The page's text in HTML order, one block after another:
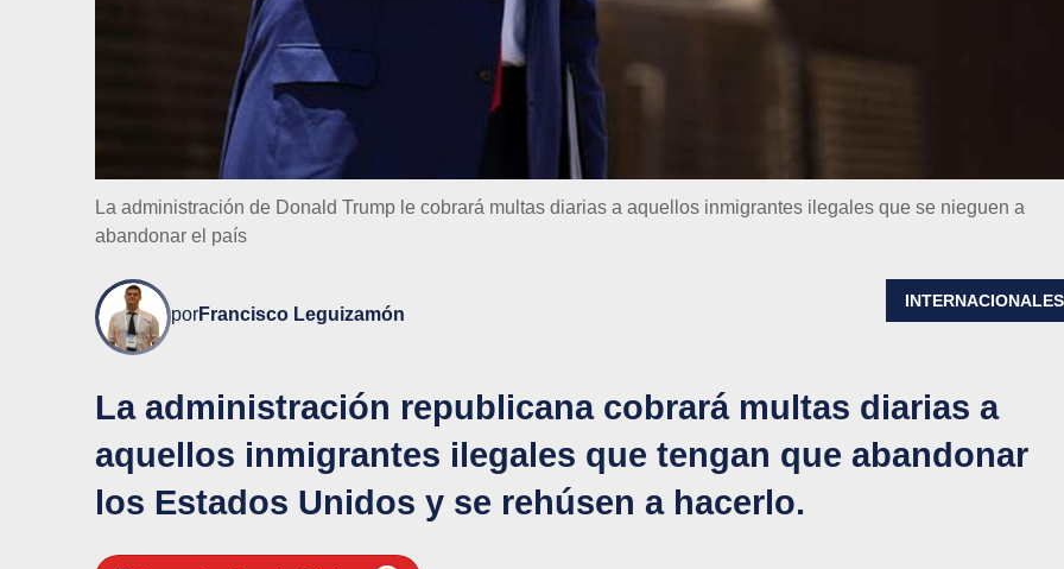
La administración de Donald Trump le cobrará multas diarias a aquellos inmigrantes ilegales que se nieguen a
abandonar el país
porFrancisco Leguizamón
INTERNACIONALES
La administración republicana cobrará multas diarias a
aquellos inmigrantes ilegales que tengan que abandonar
los Estados Unidos y se rehúsen a hacerlo.